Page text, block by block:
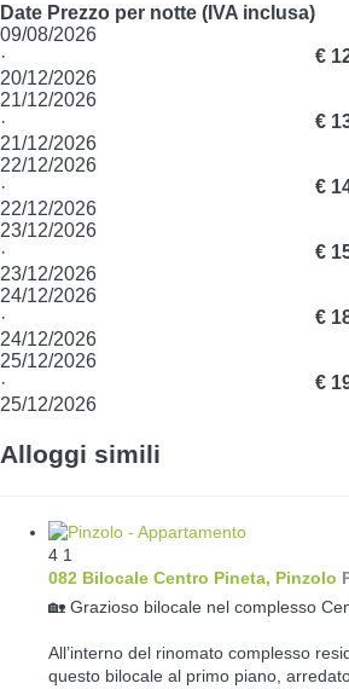
Date Prezzo per notte (IVA inclusa)
09/08/2026
·
20/12/2026
€
21/12/2026
·
21/12/2026
€
22/12/2026
·
22/12/2026
€
23/12/2026
·
23/12/2026
€
24/12/2026
·
24/12/2026
€
25/12/2026
·
25/12/2026
€
Alloggi simili
4 1
082 Bilocale Centro Pineta, Pinzolo
🏡 Grazioso bilocale nel complesso
All’interno del rinomato complesso
questo bilocale al primo piano,